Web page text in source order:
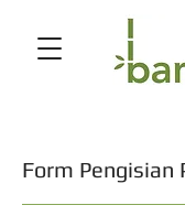
Form Pengisian